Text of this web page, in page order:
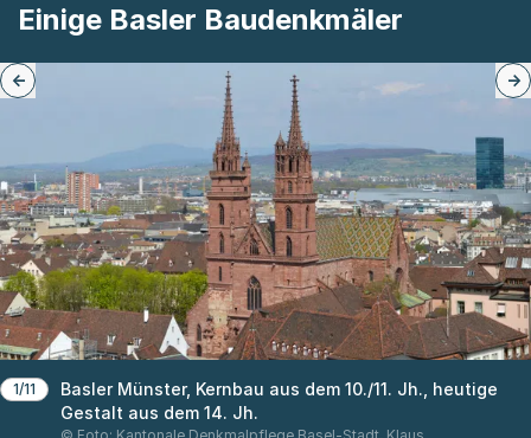
Einige Basler Baudenkmäler
1/11
Basler Münster, Kernbau aus dem 10./11. Jh., heutige
Gestalt aus dem 14. Jh.